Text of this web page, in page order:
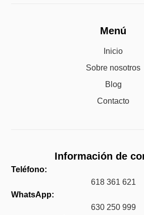
Menú
Inicio
Sobre nosotros
Blog
Contacto
Información de
Teléfono:
618 361 621
WhatsApp:
630 250 999